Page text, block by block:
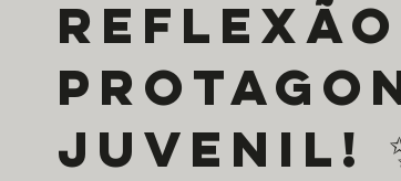
Paroquia Santo Agostinho Romilia Maria
reflexão
juvenil!